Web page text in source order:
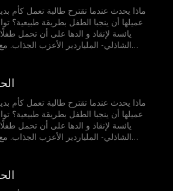
ماذا يحدث عندما تقترح طالبة تعمل كأم
عميلها أن ينجبا الطفل بطريقة طبيعية؟
يائسة لإنقاذ و الدها على أن تحمل
الشاذلي- الملياردير الأعزب الجذاب.
طارق بنفس
ماذا يحدث عندما تقترح طالبة تعمل كأم
عميلها أن ينجبا الطفل بطريقة طبيعية؟
يائسة لإنقاذ و الدها على أن تحمل
الشاذلي- الملياردير الأعزب الجذاب.
طارق بنفس